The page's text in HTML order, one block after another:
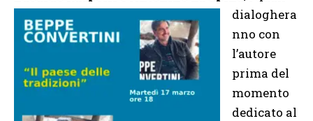
dialoghera
nno con
l’autore
prima del
momento
dedicato al